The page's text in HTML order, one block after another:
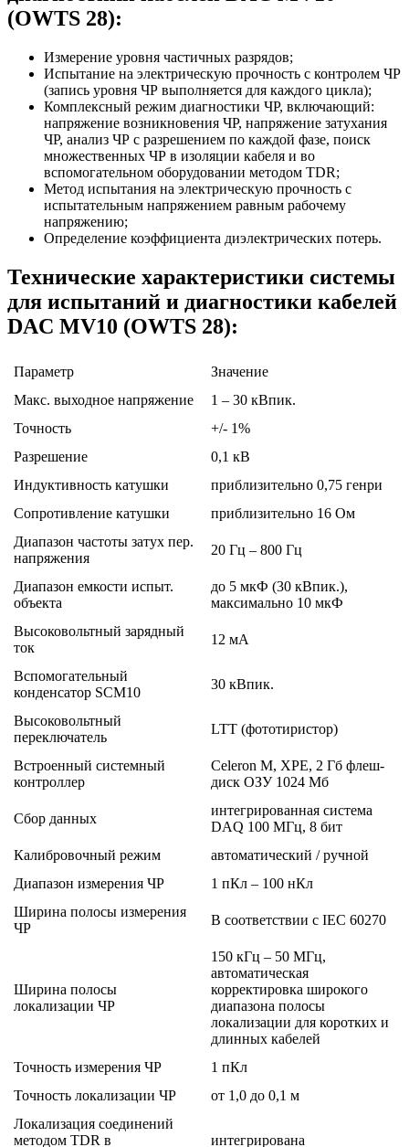
(OWTS 28):
Измерение уровня частичных разрядов;
Испытание на электрическую прочность с контролем ЧР
(запись уровня ЧР выполняется для каждого цикла);
Комплексный режим диагностики ЧР, включающий:
напряжение возникновения ЧР, напряжение затухания
ЧР, анализ ЧР с разрешением по каждой фазе, поиск
множественных ЧР в изоляции кабеля и во
вспомогательном оборудовании методом TDR;
Метод испытания на электрическую прочность с
испытательным напряжением равным рабочему
напряжению;
Определение коэффициента диэлектрических потерь.
Технические характеристики системы
для испытаний и диагностики кабелей
DAC MV10 (OWTS 28):
Параметр
Значение
Макс. выходное напряжение
1 – 30 кВпик.
Точность
+/- 1%
Разрешение
0,1 кВ
Индуктивность катушки
приблизительно 0,75 генри
Сопротивление катушки
приблизительно 16 Ом
Диапазон частоты затух пер.
напряжения
20 Гц – 800 Гц
Диапазон емкости испыт.
объекта
до 5 мкФ (30 кВпик.),
максимально 10 мкФ
Высоковольтный зарядный
ток
12 мА
Вспомогательный
конденсатор SCM10
30 кВпик.
Высоковольтный
переключатель
LTT (фототиристор)
Встроенный системный
контроллер
Celeron M, XPE, 2 Гб флеш-
диск ОЗУ 1024 Мб
Сбор данных
интегрированная система
DAQ 100 МГц, 8 бит
Калибровочный режим
автоматический / ручной
Диапазон измерения ЧР
1 пКл – 100 нКл
Ширина полосы измерения
ЧР
В соответствии с IEC 60270
Ширина полосы
локализации ЧР
150 кГц – 50 МГц,
автоматическая
корректировка широкого
диапазона полосы
локализации для коротких и
длинных кабелей
Точность измерения ЧР
1 пКл
Точность локализации ЧР
от 1,0 до 0,1 м
Локализация соединений
методом TDR в
интегрирована